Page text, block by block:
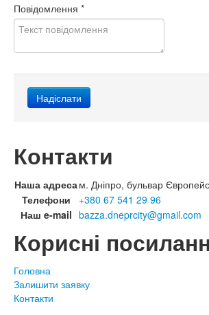
Повідомлення *
Контакти
Наша адресам. Дніпро, бульвар
Телефони
+380 67 541 29 96
Наш e-mail bazza.dneprcity@gmail.com
Корисні
Головна
Залишити заявку
Контакти